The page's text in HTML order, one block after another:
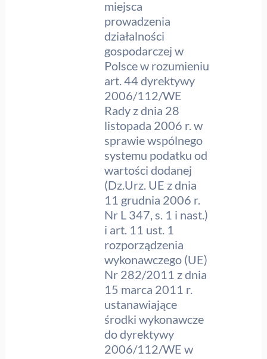
miejsca
prowadzenia
działalności
gospodarczej w
Polsce w rozumieniu
art. 44 dyrektywy
2006/112/WE
Rady z dnia 28
listopada 2006 r. w
sprawie wspólnego
systemu podatku od
wartości dodanej
(Dz.Urz. UE z dnia
11 grudnia 2006 r.
Nr L 347, s. 1 i nast.)
i art. 11 ust. 1
rozporządzenia
wykonawczego (UE)
Nr 282/2011 z dnia
15 marca 2011 r.
ustanawiające
środki wykonawcze
do dyrektywy
2006/112/WE w